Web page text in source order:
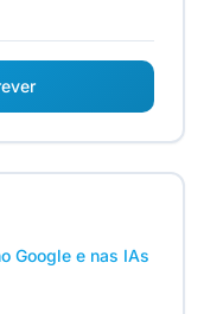
Google e nas IAs